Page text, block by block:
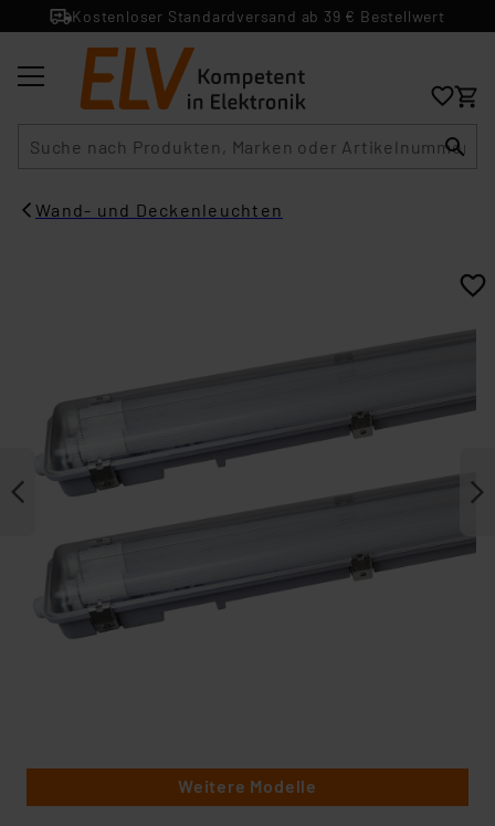
Kostenloser Standardversand ab 39 € Bestellwert
Wand- und Deckenleuchten
Weitere Modelle